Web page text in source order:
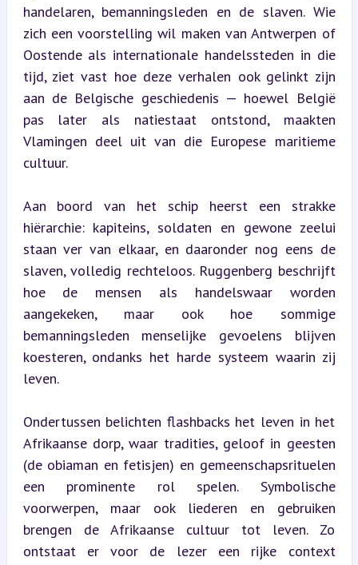
handelaren, bemanningsleden en de slaven. Wie
zich een voorstelling wil maken van Antwerpen of
Oostende als internationale handelssteden in die
tijd, ziet vast hoe deze verhalen ook gelinkt zijn
aan de Belgische geschiedenis — hoewel België
pas later als natiestaat ontstond, maakten
Vlamingen deel uit van die Europese maritieme
cultuur.
Aan boord van het schip heerst een strakke
hiërarchie: kapiteins, soldaten en gewone zeelui
staan ver van elkaar, en daaronder nog eens de
slaven, volledig rechteloos. Ruggenberg beschrijft
hoe de mensen als handelswaar worden
aangekeken, maar ook hoe sommige
bemanningsleden menselijke gevoelens blijven
koesteren, ondanks het harde systeem waarin zij
leven.
Ondertussen belichten flashbacks het leven in het
Afrikaanse dorp, waar tradities, geloof in geesten
(de obiaman en fetisjen) en gemeenschapsrituelen
een prominente rol spelen. Symbolische
voorwerpen, maar ook liederen en gebruiken
brengen de Afrikaanse cultuur tot leven. Zo
ontstaat er voor de lezer een rijke context